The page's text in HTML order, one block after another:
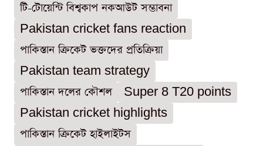
টি-টোয়েন্টি বিশ্বকাপ নকআউট সম্ভাবনা
Pakistan cricket fans reaction
পাকিস্তান ক্রিকেট ভক্তদের প্রতিক্রিয়া
Pakistan team strategy
পাকিস্তান দলের কৌশল
Super 8 T20 points
Pakistan cricket highlights
পাকিস্তান ক্রিকেট হাইলাইটস